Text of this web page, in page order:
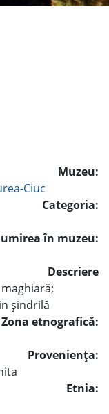
Muzeu:
Ciuc
Categoria:
în muzeu:
Descriere
şindrilă
Zona etnografică:
Provenienţa:
Etnia: